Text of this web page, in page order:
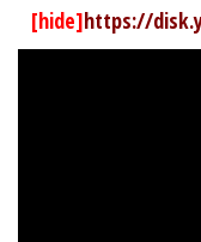
[hide]https://